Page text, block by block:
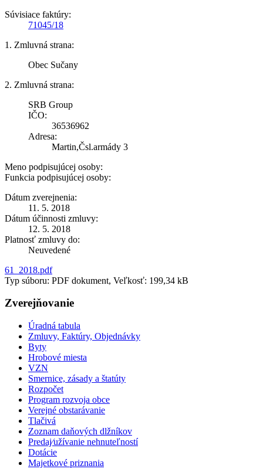
Súvisiace faktúry:
71045/18
1. Zmluvná strana:
Obec Sučany
2. Zmluvná strana:
SRB Group
IČO:
36536962
Adresa:
Martin,Čsl.armády 3
Meno podpisujúcej osoby:
Funkcia podpisujúcej osoby:
Dátum zverejnenia:
11. 5. 2018
Dátum účinnosti zmluvy:
12. 5. 2018
Platnosť zmluvy do:
Neuvedené
61_2018.pdf
Typ súboru: PDF dokument, Veľkosť: 199,34 kB
Zverejňovanie
Úradná tabula
Zmluvy, Faktúry, Objednávky
Byty
Hrobové miesta
VZN
Smernice, zásady a štatúty
Rozpočet
Program rozvoja obce
Verejné obstarávanie
Tlačivá
Zoznam daňových dlžníkov
Predaj⁄užívanie nehnuteľností
Dotácie
Majetkové priznania